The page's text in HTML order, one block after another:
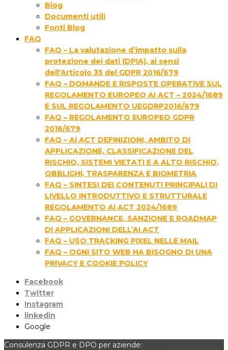
Blog
Documenti utili
Fonti Blog
FAQ
FAQ – La valutazione d’impatto sulla
protezione dei dati (DPIA), ai sensi
dell’Articolo 35 del GDPR 2016/679
FAQ – DOMANDE E RISPOSTE OPERATIVE SUL
REGOLAMENTO EUROPEO AI ACT – 2024/1689
E SUL REGOLAMENTO UEGDRP2016/679
FAQ – REGOLAMENTO EUROPEO GDPR
2016/679
FAQ – AI ACT DEFINIZIONI, AMBITO DI
APPLICAZIONE, CLASSIFICAZIONE DEL
RISCHIO, SISTEMI VIETATI E A ALTO RISCHIO,
OBBLIGHI, TRASPARENZA E BIOMETRIA
FAQ – SINTESI DEI CONTENUTI PRINCIPALI DI
LIVELLO INTRODUTTIVO E STRUTTURALE
REGOLAMENTO AI ACT 2024/1689
FAQ – GOVERNANCE, SANZIONE E ROADMAP
DI APPLICAZIONI DELL’AI ACT
FAQ – USO TRACKING PIXEL NELLE MAIL
FAQ – OGNI SITO WEB HA BISOGNO DI UNA
PRIVACY E COOKIE POLICY
Facebook
Twitter
Instagram
linkedin
Google
Consulenza GDPR e DPO per aziende: